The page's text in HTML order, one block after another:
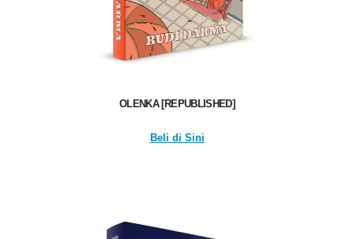
OLENKA [REPUBLISHED]
Beli di Sini